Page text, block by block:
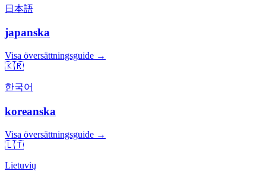
日本語
japanska
Visa översättningsguide →
🇰🇷
한국어
koreanska
Visa översättningsguide →
🇱🇹
Lietuvių